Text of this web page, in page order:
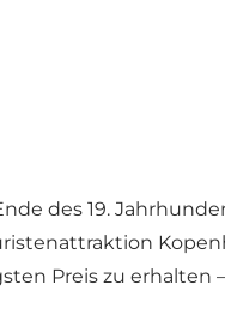
des 19.
Preis zu erhalten –